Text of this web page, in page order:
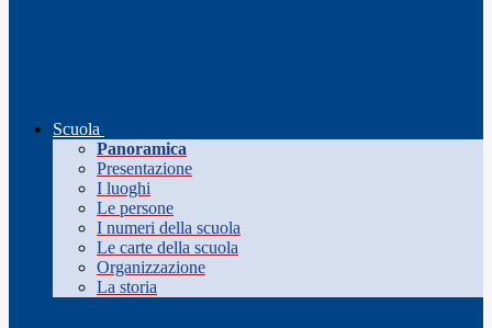
Scuola
Panoramica
Presentazione
I luoghi
Le persone
I numeri della scuola
Le carte della scuola
Organizzazione
La storia